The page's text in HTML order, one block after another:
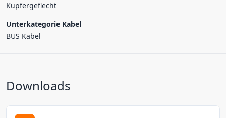
Kupfergeflecht
Unterkategorie Kabel
BUS Kabel
Downloads